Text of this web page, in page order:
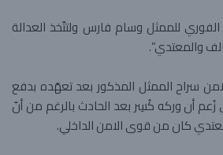
الفوري للممثل وسام فارس ولتتّخذ العدالة
والمعتدي”.
سراح الممثل المذكور بعد تعهّده بدفع
زُعم أن وركه كُسِر بعد الحادث بالرغم من أنّ
كان من قوى الامن الداخلي.